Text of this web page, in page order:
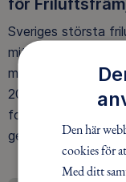
Sveriges största
mitt i en expansiv
med en vice
2012
fortsätter parallellt
generalsekreterare.
Den här
cookies för
Med ditt